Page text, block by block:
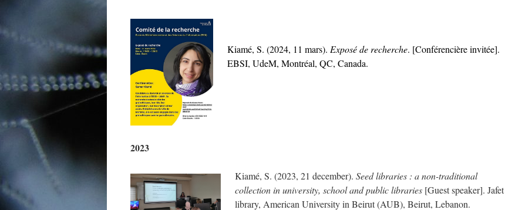
Kiamé, S. (2024, 11 mars). Exposé de recherche. [Conférencière invitée].
EBSI, UdeM, Montréal, QC, Canada.
2023
Kiamé, S. (2023, 21 december). Seed libraries : a non-traditional
collection in university, school and public libraries [Guest speaker]. Jafet
library, American University in Beirut (AUB), Beirut, Lebanon.